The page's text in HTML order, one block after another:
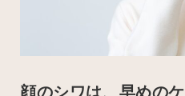
顔のシワは、早めの